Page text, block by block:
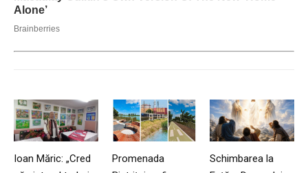
Ioan Măric: „Cred
Promenada
Schimbarea la